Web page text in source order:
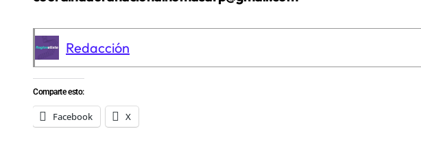
Redacción
Comparte esto:
Facebook X